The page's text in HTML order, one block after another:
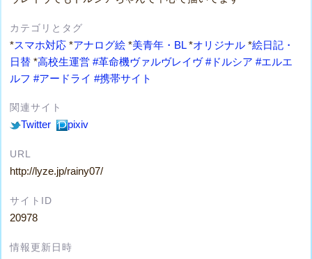
カテゴリとタグ
*スマホ対応 *アナログ絵 *美青年・BL*オリジナル *絵日記・
日替 *高校生運営 #革命機ヴァルヴレイヴ #ドルシア #エルエ
ルフ #アードライ #携帯サイト
関連サイト
Twitter pixiv
URL
http://lyze.jp/rainy07/
サイトID
20978
情報更新日時